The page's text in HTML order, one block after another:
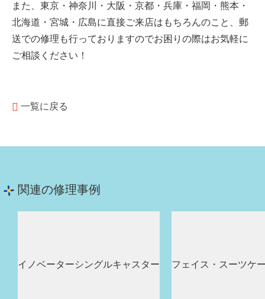
また、東京・神奈川・大阪・京都・兵庫・ 福岡・熊本・
北海道・宮城・広島に直接ご来店はもちろんのこと、郵
送での修理も行っておりますのでお困りの際はお気軽に
ご相談ください！
一覧に戻る
関連の修理事例